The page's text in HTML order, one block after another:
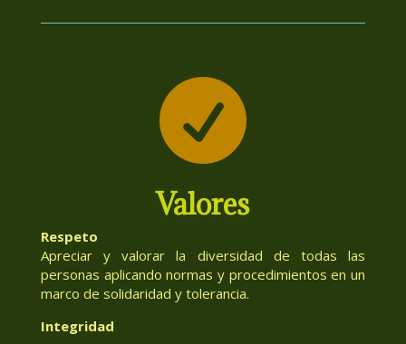

Valores
Respeto
Apreciar y valorar la diversidad de todas las
personas aplicando normas y procedimientos en un
marco de solidaridad y tolerancia.
Integridad